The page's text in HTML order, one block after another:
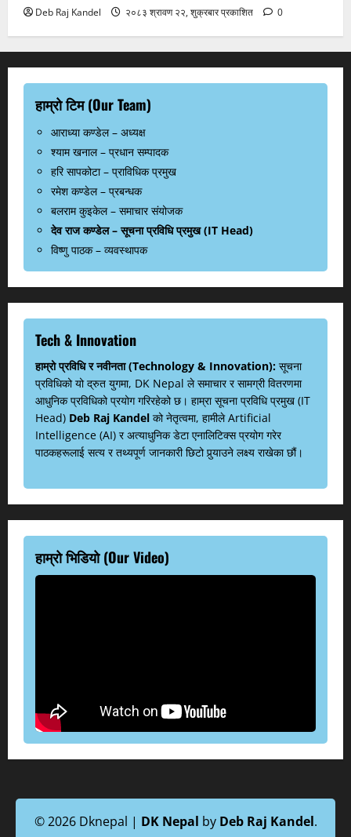
Deb Raj Kandel २०८३ श्रावण २२, शुक्रबार प्रकाशित 0
हाम्रो टिम (Our Team)
आराध्या कण्डेल – अध्यक्ष
श्याम खनाल – प्रधान सम्पादक
हरि सापकोटा – प्राविधिक प्रमुख
रमेश कण्डेल – प्रबन्धक
बलराम कुइकेल – समाचार संयोजक
देव राज कण्डेल – सूचना प्रविधि प्रमुख (IT Head)
विष्णु पाठक – व्यवस्थापक
Tech & Innovation
हाम्रो प्रविधि र नवीनता (Technology & Innovation): सूचना
प्रविधिको यो द्रुत युगमा, DK Nepal ले समाचार र सामग्री वितरणमा
आधुनिक प्रविधिको प्रयोग गरिरहेको छ। हाम्रा सूचना प्रविधि प्रमुख (IT
Head) Deb Raj Kandel को नेतृत्वमा, हामीले Artificial
Intelligence (AI) र अत्याधुनिक डेटा एनालिटिक्स प्रयोग गरेर
पाठकहरूलाई सत्य र तथ्यपूर्ण जानकारी छिटो पुर्‍याउने लक्ष्य राखेका छौं।
हाम्रो भिडियो (Our Video)
© 2026 Dknepal | DK Nepal by Deb Raj Kandel.